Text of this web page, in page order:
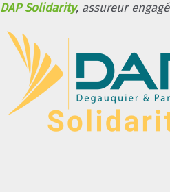
DAP Solidarity, assureur engagé